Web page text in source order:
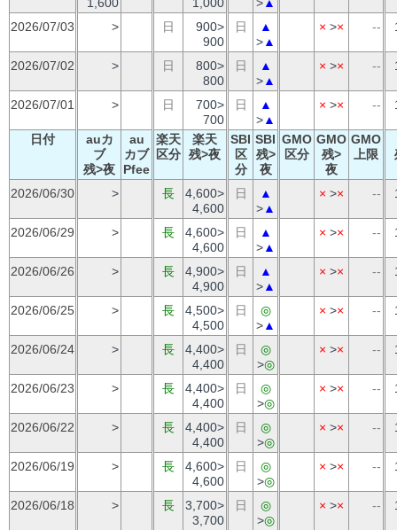
2026/07/03 > 日
900>
900
日
▲
>▲
× >× --
2026/07/02 > 日
800>
800
日
▲
>▲
× >× --
2026/07/01 > 日
700>
700
日
▲
>▲
× >× --
日付
auカ
ブ
残>夜
au
カブ
Pfee
楽天
区分
楽天
残>夜
SBI
区
分
SBI
残>
夜
GMO
区分
GMO
残>
夜
GMO
上限
2026/06/30 > 長
4,600>
4,600
日
▲
>▲
× >× --
2026/06/29 > 長
4,600>
4,600
日
▲
>▲
× >× --
2026/06/26 > 長
4,900>
4,900
日
▲
>▲
× >× --
2026/06/25 > 長
4,500>
4,500
日
◎
>▲
× >× --
2026/06/24 > 長
4,400>
4,400
日
◎
>◎
× >× --
2026/06/23 > 長
4,400>
4,400
日
◎
>◎
× >× --
2026/06/22 > 長
4,400>
4,400
日
◎
>◎
× >× --
2026/06/19 > 長
4,600>
4,600
日
◎
>◎
× >× --
2026/06/18 > 長
3,700>
3,700
日
◎
>◎
× >× --